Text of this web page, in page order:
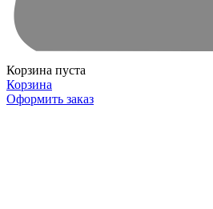
Корзина пуста
Корзина
Оформить заказ